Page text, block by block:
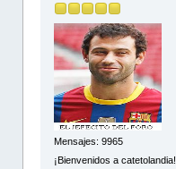
Mensajes: 9965
¡Bienvenidos a catetolandia!